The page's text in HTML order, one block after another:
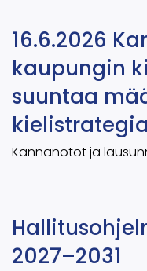
16.6.2026
kaupungin
suuntaa
Kannanotot ja
2027–2031